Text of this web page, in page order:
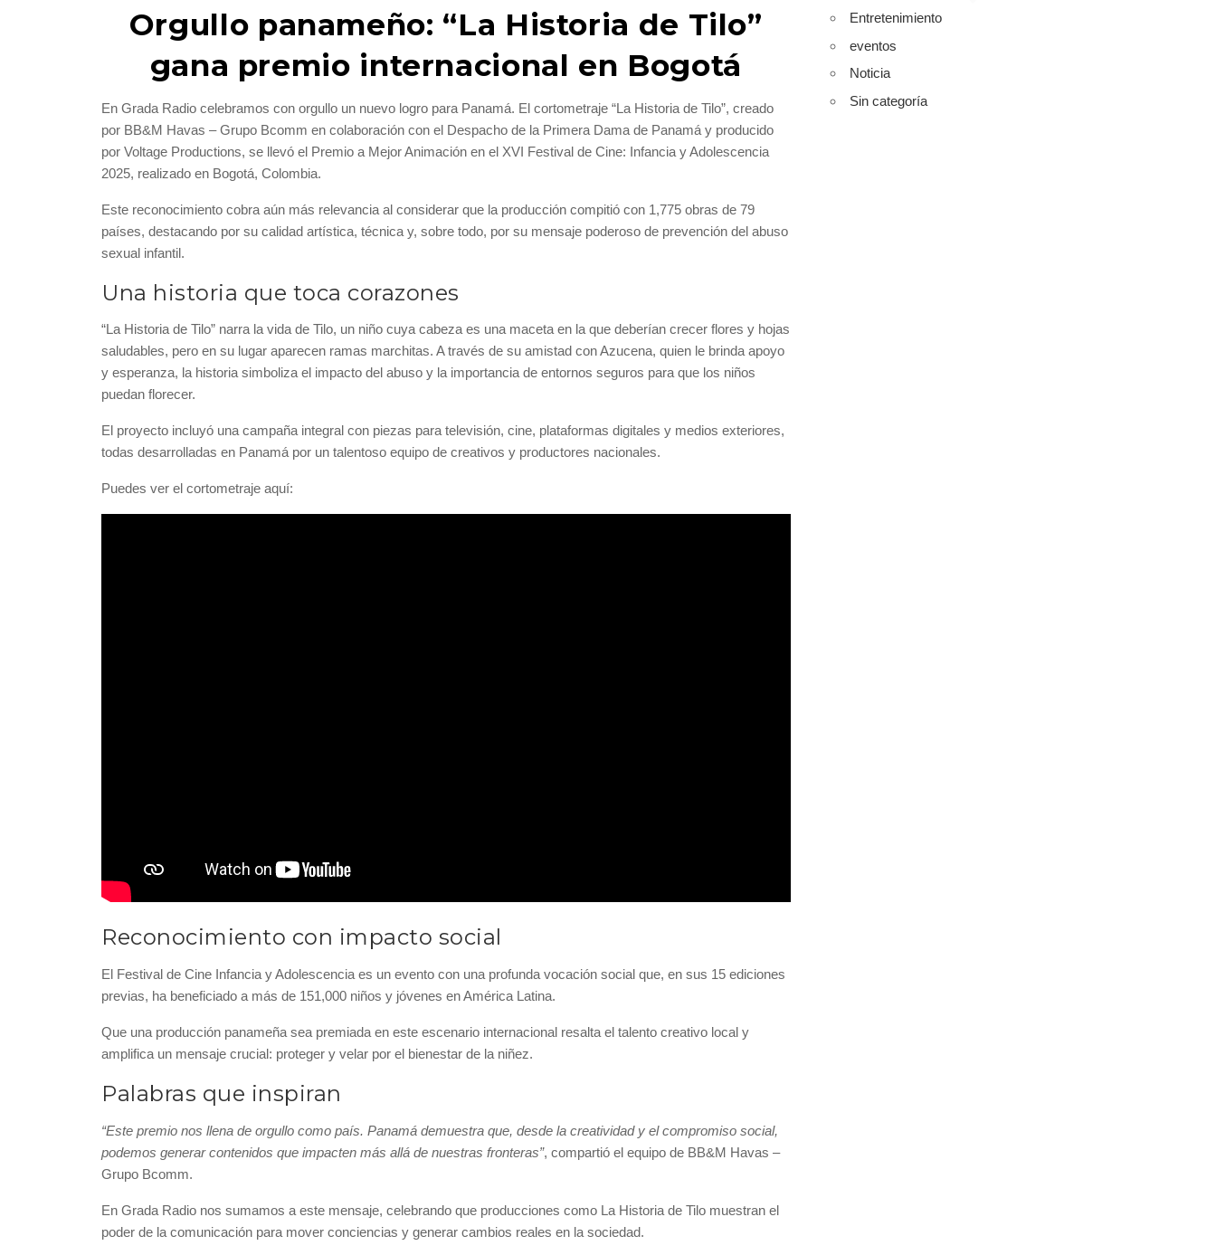
Orgullo panameño: “La Historia de Tilo”
gana premio internacional en Bogotá
En Grada Radio celebramos con orgullo un nuevo logro para Panamá. El cortometraje “La Historia de Tilo”, creado
por BB&M Havas – Grupo Bcomm en colaboración con el Despacho de la Primera Dama de Panamá y producido
por Voltage Productions, se llevó el Premio a Mejor Animación en el XVI Festival de Cine: Infancia y Adolescencia
2025, realizado en Bogotá, Colombia.
Este reconocimiento cobra aún más relevancia al considerar que la producción compitió con 1,775 obras de 79
países, destacando por su calidad artística, técnica y, sobre todo, por su mensaje poderoso de prevención del abuso
sexual infantil.
Una historia que toca corazones
“La Historia de Tilo” narra la vida de Tilo, un niño cuya cabeza es una maceta en la que deberían crecer flores y hojas
saludables, pero en su lugar aparecen ramas marchitas. A través de su amistad con Azucena, quien le brinda apoyo
y esperanza, la historia simboliza el impacto del abuso y la importancia de entornos seguros para que los niños
puedan florecer.
El proyecto incluyó una campaña integral con piezas para televisión, cine, plataformas digitales y medios exteriores,
todas desarrolladas en Panamá por un talentoso equipo de creativos y productores nacionales.
Puedes ver el cortometraje aquí:
Reconocimiento con impacto social
El Festival de Cine Infancia y Adolescencia es un evento con una profunda vocación social que, en sus 15 ediciones
previas, ha beneficiado a más de 151,000 niños y jóvenes en América Latina.
Que una producción panameña sea premiada en este escenario internacional resalta el talento creativo local y
amplifica un mensaje crucial: proteger y velar por el bienestar de la niñez.
Palabras que inspiran
“Este premio nos llena de orgullo como país. Panamá demuestra que, desde la creatividad y el compromiso social,
podemos generar contenidos que impacten más allá de nuestras fronteras”, compartió el equipo de BB&M Havas –
Grupo Bcomm.
En Grada Radio nos sumamos a este mensaje, celebrando que producciones como La Historia de Tilo muestran el
poder de la comunicación para mover conciencias y generar cambios reales en la sociedad.
Entretenimiento
eventos
Noticia
Sin categoría